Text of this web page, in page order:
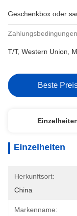
Geschenkbox oder
T/T, Western Union,
Beste
Einzelheiten
Herkunftsort:
China
Markenname: